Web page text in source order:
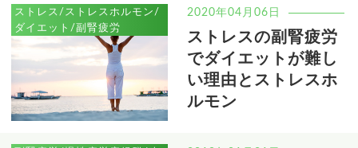
ストレス/ストレスホルモン/
ダイエット/副腎疲労
2020年04月06日
ストレスの副腎疲労
でダイエットが難し
い理由とストレスホ
ルモン